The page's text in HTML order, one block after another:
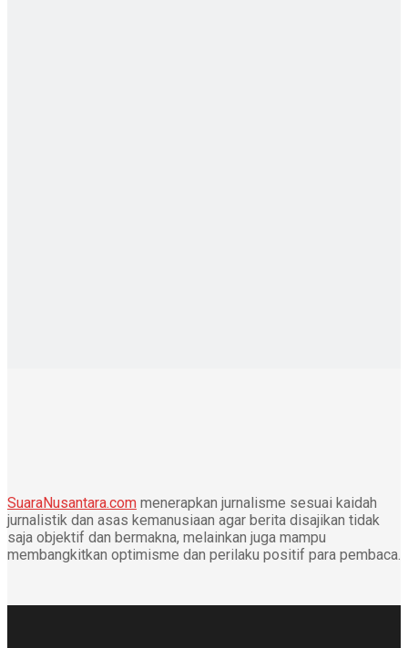
SuaraNusantara.com menerapkan jurnalisme sesuai kaidah
jurnalistik dan asas kemanusiaan agar berita disajikan tidak
saja objektif dan bermakna, melainkan juga mampu
membangkitkan optimisme dan perilaku positif para pembaca.